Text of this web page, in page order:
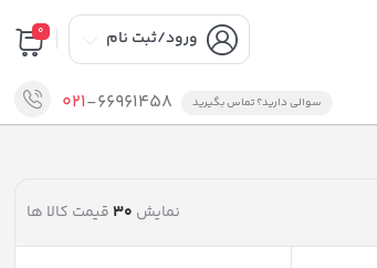
ورود/ثبت نام 0
سوالی دارید؟ تماس بگیرید 021-66961458
نمایش 30 قیمت کالا ها